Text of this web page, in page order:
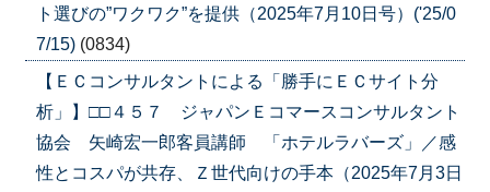
ト選びの”ワクワク”を提供（2025年7月10日号）('25/0
7/15) (0834)
【ＥＣコンサルタントによる「勝手にＥＣサイト分
析」】□□４５７ ジャパンＥコマースコンサルタント
協会 矢崎宏一郎客員講師 「ホテルラバーズ」／感
性とコスパが共存、Ｚ世代向けの手本（2025年7月3日